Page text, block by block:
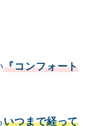
『コンフォート
いつまで経って